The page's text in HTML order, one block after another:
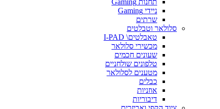
תחנות Gaming
ניידי Gaming
שרתים
סלולאר וטבלטים
טאבלטים\ I-PAD
מכשירי סלולאר
שעונים חכמים
טלפונים שולחניים
מטענים לסלולאר
כבלים
אוזניות
דיבוריות